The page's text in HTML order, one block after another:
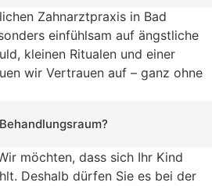
Zahnarztpraxis in Bad
einfühlsam auf ängstliche
kleinen Ritualen und einer
wir Vertrauen auf – ganz ohne
möchten, dass sich Ihr Kind
Deshalb dürfen Sie es bei der